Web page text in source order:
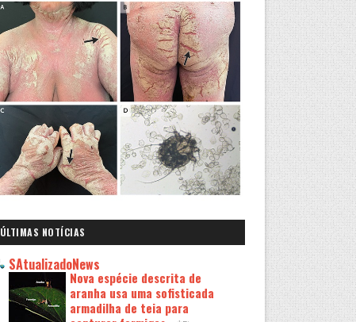
ÚLTIMAS NOTÍCIAS
SAtualizadoNews
Nova espécie descrita de
aranha usa uma sofisticada
armadilha de teia para